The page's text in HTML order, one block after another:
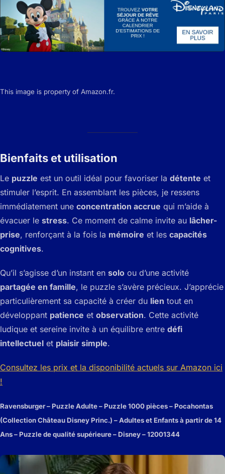
This image is property of Amazon.fr.
Bienfaits et utilisation
Le puzzle est un outil idéal pour favoriser la détente et
stimuler l’esprit. En assemblant les pièces, je ressens
immédiatement une concentration accrue qui m’aide à
évacuer le stress. Ce moment de calme invite au lâcher-
prise, renforçant à la fois la mémoire et les capacités
cognitives.
Qu’il s’agisse d’un instant en solo ou d’une activité
partagée en famille, le puzzle s’avère précieux. J’apprécie
particulièrement sa capacité à créer du lien tout en
développant patience et observation. Cette activité
ludique et sereine invite à un équilibre entre défi
intellectuel et plaisir simple.
Consultez les prix et la disponibilité actuels sur Amazon ici
!
Ravensburger – Puzzle Adulte – Puzzle 1000 pièces – Pocahontas
(Collection Château Disney Princ.) – Adultes et Enfants à partir de 14
Ans – Puzzle de qualité supérieure – Disney – 12001344